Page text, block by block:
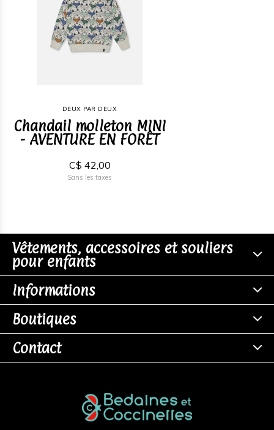
DEUX PAR DEUX
Chandail molleton MINI
- AVENTURE EN FORÊT
C$ 42,00
Sans les taxes
Vêtements, accessoires et souliers
pour enfants
Informations
Boutiques
Contact